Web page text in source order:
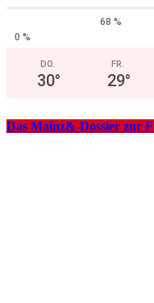
68 %
0 %
DO.
30°
FR.
29°
Das Mainz&-Dossier zur